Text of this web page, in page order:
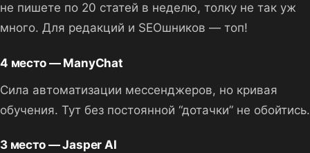
не пишете по 20 статей в неделю, толку не так уж
много. Для редакций и SEOшников — топ!
4 место — ManyChat
Сила автоматизации мессенджеров, но кривая
обучения. Тут без постоянной “дотачки” не обойтись.
3 место — Jasper AI